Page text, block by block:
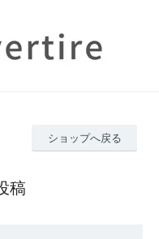
ショップへ戻る
稿